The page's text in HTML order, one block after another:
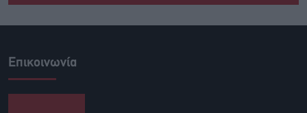
Επικοινωνία